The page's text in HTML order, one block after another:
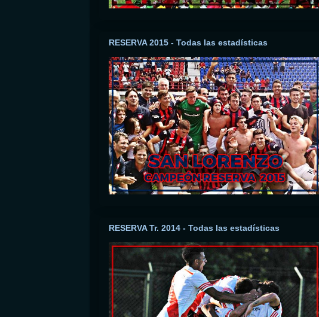
RESERVA 2015 - Todas las estadísticas
RESERVA Tr. 2014 - Todas las estadísticas